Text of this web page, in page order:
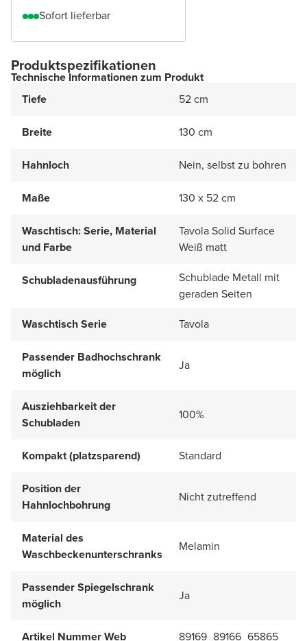
Sofort lieferbar
Produktspezifikationen
Technische Informationen zum Produkt
Tiefe
52 cm
Breite 130 cm
Hahnloch Nein, selbst zu bohren
Maße 130 x 52 cm
Waschtisch: Serie, Material
und Farbe
Tavola Solid Surface
Weiß matt
Schubladenausführung
Schublade Metall mit
geraden Seiten
Waschtisch Serie
Tavola
Passender Badhochschrank
möglich
Ja
Ausziehbarkeit der
Schubladen
100%
Kompakt (platzsparend) Standard
Position der
Hahnlochbohrung
Nicht zutreffend
Material des
Waschbeckenunterschranks
Melamin
Passender Spiegelschrank
möglich
Ja
Artikel Nummer Web
89169_89166_65865